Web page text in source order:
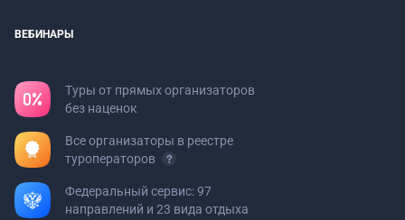
ВЕБИНАРЫ
Туры от прямых организаторов
без наценок
Все организаторы в реестре
туроператоров
Федеральный сервис: 97
направлений и 23 вида отдыха